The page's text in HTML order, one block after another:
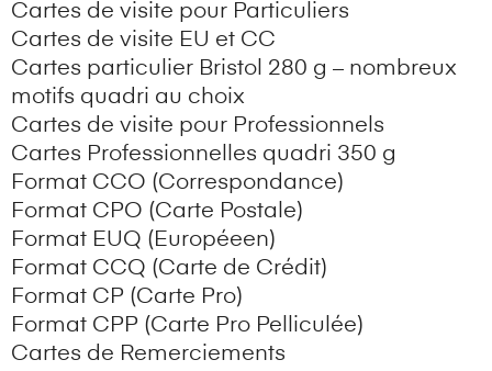
Cartes de visite pour Particuliers
Cartes de visite EU et CC
Cartes particulier Bristol 280 g – nombreux
motifs quadri au choix
Cartes de visite pour Professionnels
Cartes Professionnelles quadri 350 g
Format CCO (Correspondance)
Format CPO (Carte Postale)
Format EUQ (Européeen)
Format CCQ (Carte de Crédit)
Format CP (Carte Pro)
Format CPP (Carte Pro Pelliculée)
Cartes de Remerciements